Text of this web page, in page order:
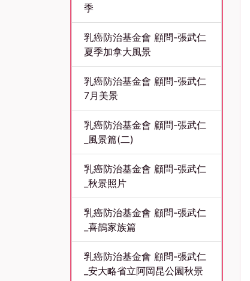
季
乳癌防治基金會 顧問-張武仁
夏季加拿大風景
乳癌防治基金會 顧問-張武仁
7月美景
乳癌防治基金會 顧問-張武仁
_風景篇(二)
乳癌防治基金會 顧問-張武仁
_秋景照片
乳癌防治基金會 顧問-張武仁
_喜鵲家族篇
乳癌防治基金會 顧問-張武仁
_安大略省立阿岡昆公園秋景